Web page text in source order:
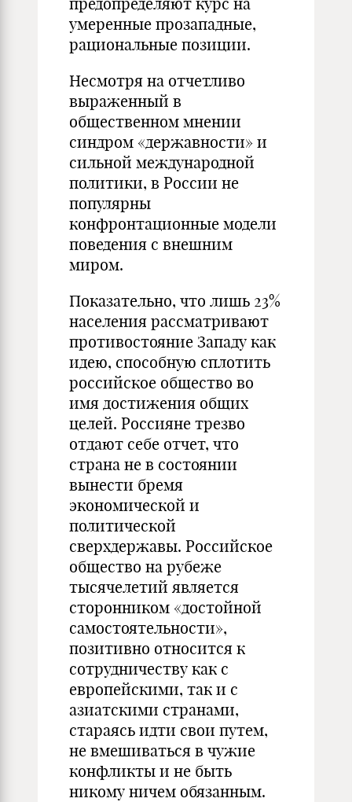
умеренные прозападные,
рациональные позиции.
Несмотря на отчетливо
выраженный в
общественном мнении
синдром «державности» и
сильной международной
политики, в России не
популярны
конфронтационные модели
поведения с внешним
миром.
Показательно, что лишь 23%
населения рассматривают
противостояние Западу как
идею, способную сплотить
российское общество во
имя достижения общих
целей. Россияне трезво
отдают себе отчет, что
страна не в состоянии
вынести бремя
экономической и
политической
сверхдержавы. Российское
общество на рубеже
тысячелетий является
сторонником «достойной
самостоятельности»,
позитивно относится к
сотрудничеству как с
европейскими, так и с
азиатскими странами,
стараясь идти свои путем,
не вмешиваться в чужие
конфликты и не быть
никому ничем обязанным.